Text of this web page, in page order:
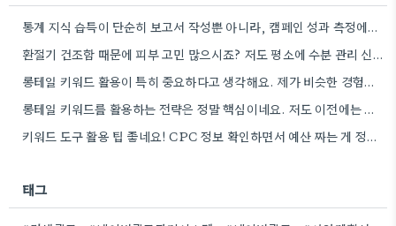
통계 지식 습득이 단순히 보고서 작성뿐 아니라, 캠페인 성과 측정에도 도움이 된다니 흥미롭네요.
환절기 건조함 때문에 피부 고민 많으시죠? 저도 평소에 수분 관리 신경 쓰느라 시간 오래 뺏깁니다.
롱테일 키워드 활용이 특히 중요하다고 생각해요. 제가 비슷한 경험을 할 때, 너무 일반적인 키워드에 집중했더니…
롱테일 키워드를 활용하는 전략은 정말 핵심이네요. 저도 이전에는 너무 넓은 범위의 키워드에 집중해서 예산을 낭비했던…
키워드 도구 활용 팁 좋네요! CPC 정보 확인하면서 예산 짜는 게 정말 중요할 것 같아요.
태그